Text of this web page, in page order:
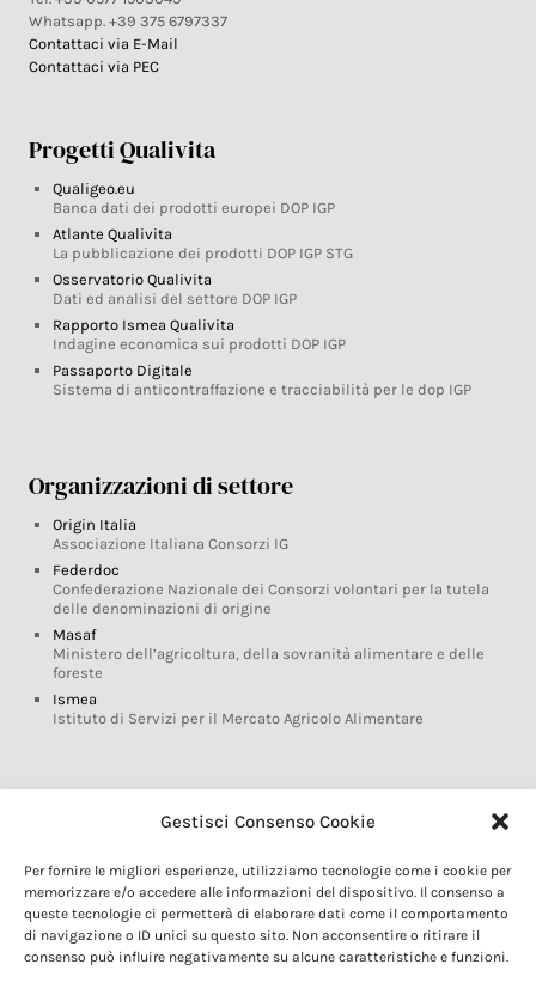
Gestisci Consenso Cookie
Per fornire le migliori esperienze, utilizziamo tecnologie come i cookie per
memorizzare e/o accedere alle informazioni del dispositivo. Il consenso a
queste tecnologie ci permetterà di elaborare dati come il comportamento
di navigazione o ID unici su questo sito. Non acconsentire o ritirare il
consenso può influire negativamente su alcune caratteristiche e funzioni.
Whatsapp. +39 375 6797337
Contattaci via E-Mail
Contattaci via PEC
Progetti Qualivita
Qualigeo.eu
Banca dati dei prodotti europei DOP IGP
Atlante Qualivita
La pubblicazione dei prodotti DOP IGP STG
Osservatorio Qualivita
Dati ed analisi del settore DOP IGP
Rapporto Ismea Qualivita
Indagine economica sui prodotti DOP IGP
Passaporto Digitale
Sistema di anticontraffazione e tracciabilità per le dop IGP
Organizzazioni di settore
Origin Italia
Associazione Italiana Consorzi IG
Federdoc
Confederazione Nazionale dei Consorzi volontari per la tutela
delle denominazioni di origine
Masaf
Ministero dell’agricoltura, della sovranità alimentare e delle
foreste
Ismea
Istituto di Servizi per il Mercato Agricolo Alimentare
Glossario DOP IGP
Marchi DOP IGP
Normativa prodotti DOP IGP
Consorzi di Tutela
Farm To Fork e prodotti DOP IGP